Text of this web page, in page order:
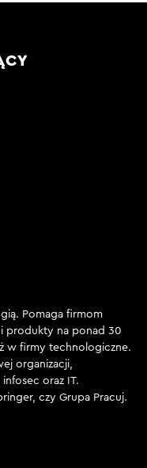
Pomaga firmom
produkty na ponad 30
w firmy technologiczne.
organizacji,
oraz IT.
czy Grupa Pracuj.